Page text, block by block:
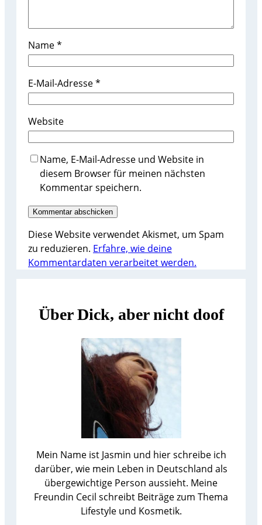
Name*
E-Mail-Adresse*
Website
Name, E-Mail-Adresse und Website in
diesem Browser für meinen nächsten
Kommentar speichern.
Diese Website verwendet Akismet, um Spam
zu reduzieren. Erfahre, wie deine
Kommentardaten verarbeitet werden.
Über Dick, aber nicht doof
Mein Name ist Jasmin und hier schreibe ich
darüber, wie mein Leben in Deutschland als
übergewichtige Person aussieht. Meine
Freundin Cecil schreibt Beiträge zum Thema
Lifestyle und Kosmetik.